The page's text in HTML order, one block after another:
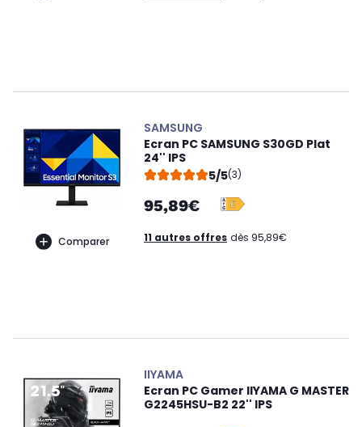
Comparer
SAMSUNG
Ecran PC SAMSUNG S30GD Plat
24'' IPS
5/5(3)
95,89€
11 autres offres dès 95,89€
IIYAMA
Ecran PC Gamer IIYAMA G MASTER
G2245HSU-B2 22'' IPS